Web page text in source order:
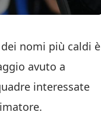
nomi più caldi è
avuto a
interessate